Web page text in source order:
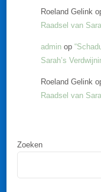
Roeland Gelink
Raadsel van
admin op
Sarah’s
Roeland Gelink
Raadsel van
Zoeken